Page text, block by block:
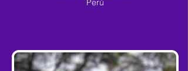
Perú